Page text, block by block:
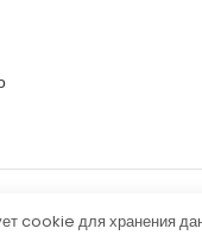
cookie для хранения